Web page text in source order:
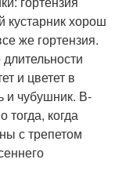
кустарник хорош
же гортензия.
и цветет в
и чубушник. В-
когда
с трепетом